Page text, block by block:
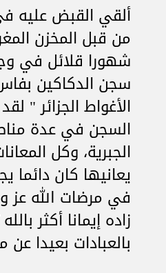
من قبل المخزن
شهورا قلائل في
سجن الدكاكين
الأغواط الجزائر "
السجن في عدة
الجبرية، وكل
يعانيها كان دائما
في مرضات الله عز
زاده إيمانا أكثر
بالعبادات بعيدا